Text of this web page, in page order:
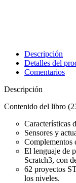
Descripción
Detalles del
Comentarios
Descripción
Contenido del libro
Características
Sensores y
Complementos
El lenguaje de
Scratch3, con
62 proyectos
los niveles.